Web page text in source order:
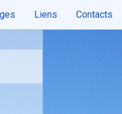
Liens Contacts